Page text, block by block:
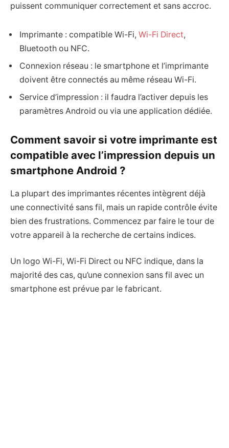
puissent communiquer correctement et sans accroc.
Imprimante : compatible Wi-Fi, Wi-Fi Direct,
Bluetooth ou NFC.
Connexion réseau : le smartphone et l’imprimante
doivent être connectés au même réseau Wi-Fi.
Service d’impression : il faudra l’activer depuis les
paramètres Android ou via une application dédiée.
Comment savoir si votre imprimante est
compatible avec l’impression depuis un
smartphone Android ?
La plupart des imprimantes récentes intègrent déjà
une connectivité sans fil, mais un rapide contrôle évite
bien des frustrations. Commencez par faire le tour de
votre appareil à la recherche de certains indices.
Un logo Wi-Fi, Wi-Fi Direct ou NFC indique, dans la
majorité des cas, qu’une connexion sans fil avec un
smartphone est prévue par le fabricant.